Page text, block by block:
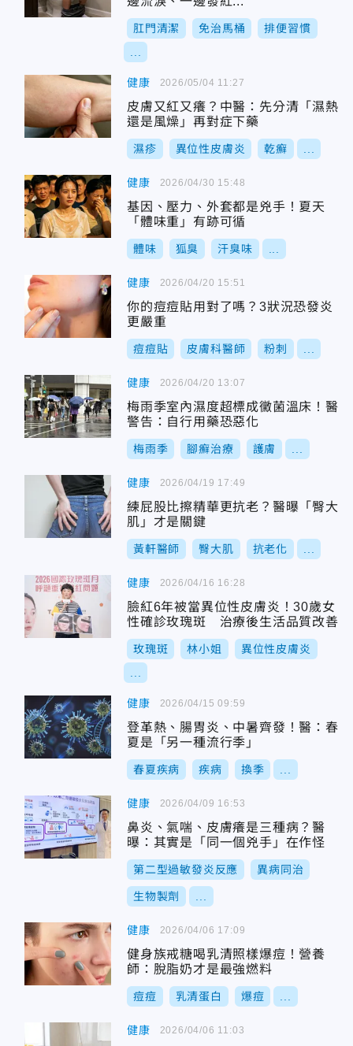
肛門清潔 免治馬桶 排便習慣
健康
皮膚又紅又癢？中醫：先分清「濕熱
還是風燥」再對症下藥
濕疹 異位性皮膚炎 乾癬
2026/05/04 11:27
健康
基因、壓力、外套都是兇手！夏天
「體味重」有跡可循
體味 狐臭 汗臭味
2026/04/30 15:48
健康
你的痘痘貼用對了嗎？3狀況恐發炎
更嚴重
痘痘貼 皮膚科醫師 粉刺
2026/04/20 15:51
健康
梅雨季室內濕度超標成黴菌溫床！醫
警告：自行用藥恐惡化
梅雨季 腳癬治療 護膚
2026/04/20 13:07
健康
練屁股比擦精華更抗老？醫曝「臀大
肌」才是關鍵
黃軒醫師 臀大肌 抗老化
2026/04/19 17:49
健康
臉紅6年被當異位性皮膚炎！30歲女
性確診玫瑰斑 治療後生活品質改善
玫瑰斑 林小姐 異位性皮膚炎
2026/04/16 16:28
健康
登革熱、腸胃炎、中暑齊發！醫：春
夏是「另一種流行季」
春夏疾病 疾病 換季
2026/04/15 09:59
健康
鼻炎、氣喘、皮膚癢是三種病？醫
曝：其實是「同一個兇手」在作怪
第二型過敏發炎反應 異病同治
生物製劑
2026/04/09 16:53
健康
健身族戒糖喝乳清照樣爆痘！營養
師：脫脂奶才是最強燃料
痘痘 乳清蛋白 爆痘
2026/04/06 17:09
健康 2026/04/06 11:03